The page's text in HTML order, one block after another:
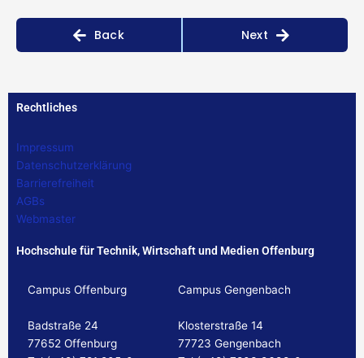
Back Next
Rechtliches
Impressum
Datenschutzerklärung
Barrierefreiheit
AGBs
Webmaster
Hochschule für Technik, Wirtschaft und Medien Offenburg
Campus Offenburg
Badstraße 24
77652 Offenburg
Campus Gengenbach
Klosterstraße 14
77723 Gengenbach